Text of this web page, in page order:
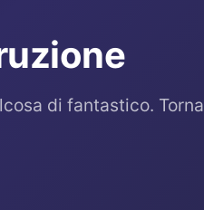
di fantastico. Torna